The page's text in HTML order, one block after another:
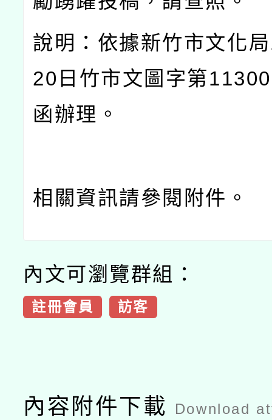
說明：依據新竹市文化局
20 日竹市文圖字第
函辦理。
相關資訊請參閱附件。
內文可瀏覽群組：
註冊會員 訪客
內容附件下載 Download